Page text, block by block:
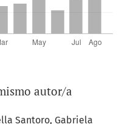
autor/a
Santoro, Gabriela